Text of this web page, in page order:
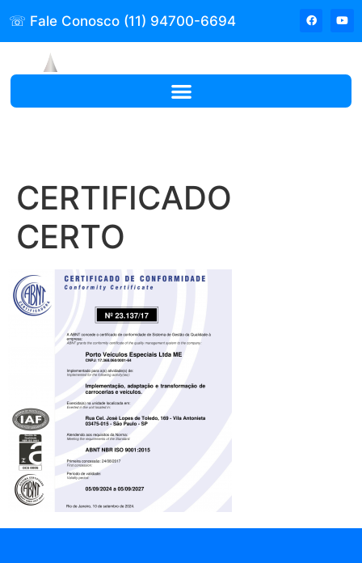
☏ Fale Conosco (11) 94700-6694
CERTIFICADO
CERTO